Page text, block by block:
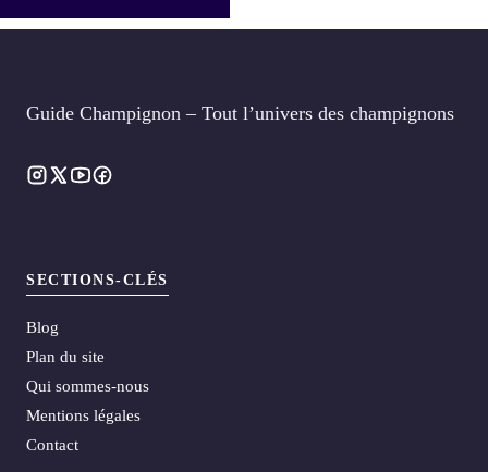
Guide Champignon – Tout l’univers des champignons
SECTIONS-CLÉS
Blog
Plan du site
Qui sommes-nous
Mentions légales
Contact